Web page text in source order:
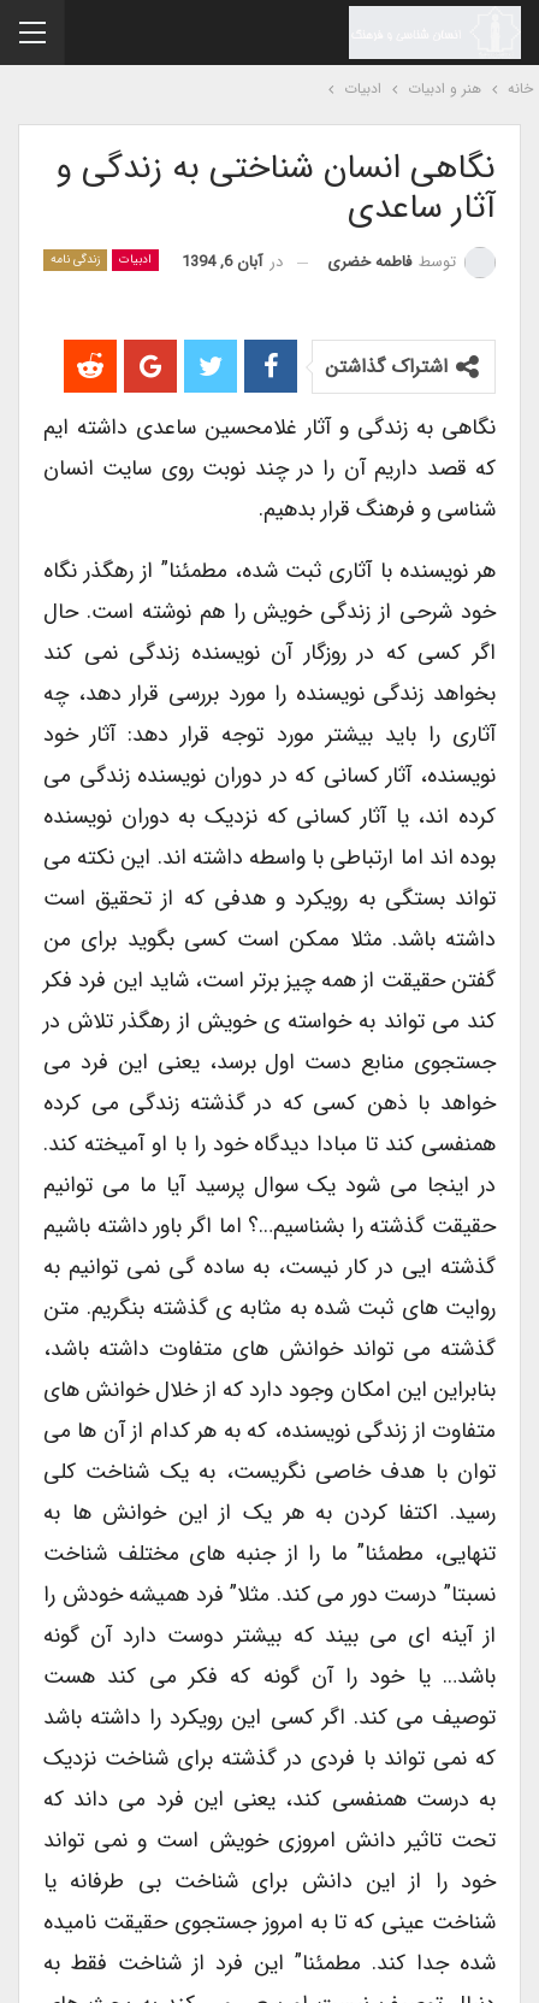
هنر و ادبیات ادبیات
نگاهی انسان شناختی به زندگی و
آثار ساعدی
ادبیات زندگی نامه توسطفاطمه خضری درآبان 6, 1394
اشتراک گذاشتن
نگاهی به زندگی و آثار غلامحسین ساعدی داشته ایم
که قصد داریم آن را در چند نوبت روی سایت انسان
شناسی و فرهنگ قرار بدهیم.
هر نویسنده با آثاری ثبت شده، مطمئنا” از رهگذر نگاه
خود شرحی از زندگی خویش را هم نوشته است. حال
اگر کسی که در روزگار آن نویسنده زندگی نمی کند
بخواهد زندگی نویسنده را مورد بررسی قرار دهد، چه
آثاری را باید بیشتر مورد توجه قرار دهد: آثار خود
نویسنده، آثار کسانی که در دوران نویسنده زندگی می
کرده اند، یا آثار کسانی که نزدیک به دوران نویسنده
بوده اند اما ارتباطی با واسطه داشته اند. این نکته می
تواند بستگی به رویکرد و هدفی که از تحقیق است
داشته باشد. مثلا ممکن است کسی بگوید برای من
گفتن حقیقت از همه چیز برتر است، شاید این فرد فکر
کند می تواند به خواسته ی خویش از رهگذر تلاش در
جستجوی منابع دست اول برسد، یعنی این فرد می
خواهد با ذهن کسی که در گذشته زندگی می کرده
همنفسی کند تا مبادا دیدگاه خود را با او آمیخته کند.
در اینجا می شود یک سوال پرسید آیا ما می توانیم
حقیقت گذشته را بشناسیم…؟ اما اگر باور داشته باشیم
گذشته ایی در کار نیست، به ساده گی نمی توانیم به
روایت های ثبت شده به مثابه ی گذشته بنگریم. متن
گذشته می تواند خوانش های متفاوت داشته باشد،
بنابراین این امکان وجود دارد که از خلال خوانش های
متفاوت از زندگی نویسنده، که به هر کدام از آن ها می
توان با هدف خاصی نگریست، به یک شناخت کلی
رسید. اکتفا کردن به هر یک از این خوانش ها به
تنهایی، مطمئنا” ما را از جنبه های مختلف شناخت
نسبتا” درست دور می کند. مثلا” فرد همیشه خودش را
از آینه ای می بیند که بیشتر دوست دارد آن گونه
باشد… یا خود را آن گونه که فکر می کند هست
توصیف می کند. اگر کسی این رویکرد را داشته باشد
که نمی تواند با فردی در گذشته برای شناخت نزدیک
به درست همنفسی کند، یعنی این فرد می داند که
تحت تاثیر دانش امروزی خویش است و نمی تواند
خود را از این دانش برای شناخت بی طرفانه یا
شناخت عینی که تا به امروز جستجوی حقیقت نامیده
شده جدا کند. مطمئنا” این فرد از شناخت فقط به